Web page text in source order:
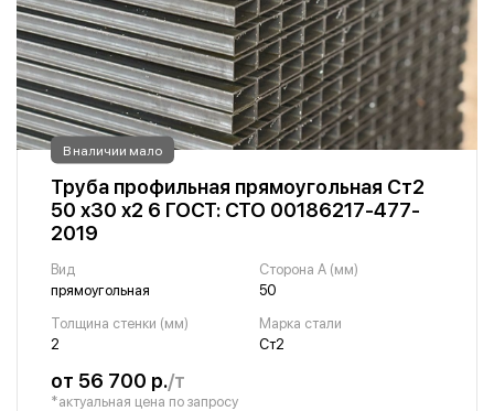
В наличии мало
Труба профильная прямоугольная Ст2
50 х30 х2 6 ГОСТ: СТО 00186217-477-
2019
Вид
прямоугольная
Сторона A (мм)
50
Толщина стенки (мм)
2
Марка стали
Ст2
от 56 700 р./т
*актуальная цена по запросу